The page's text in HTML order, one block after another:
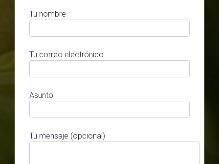
Tu nombre
Tu correo electrónico
Asunto
Tu mensaje (opcional)